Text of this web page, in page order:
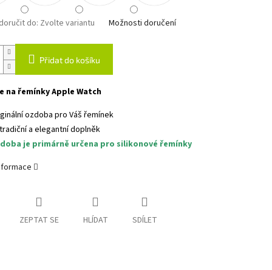
do: Zvolte variantu Možnosti doručení
Přidat do košíku
na řemínky Apple Watch
ozdoba pro Váš řemínek
a elegantní doplněk
je primárně určena pro silikonové řemínky
ZEPTAT SE HLÍDAT SDÍLET